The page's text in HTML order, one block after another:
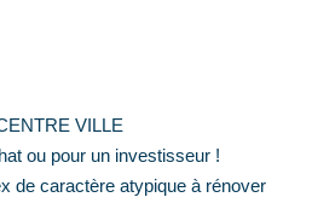
VILLE
ou pour un investisseur !
de caractère atypique à rénover